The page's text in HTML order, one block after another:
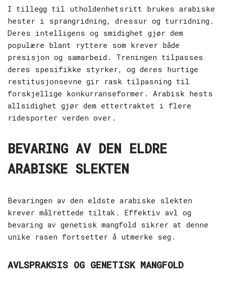
I tillegg til utholdenhetsritt brukes arabiske
hester i sprangridning, dressur og turridning.
Deres intelligens og smidighet gjør dem
populære blant ryttere som krever både
presisjon og samarbeid. Treningen tilpasses
deres spesifikke styrker, og deres hurtige
restitusjonsevne gir rask tilpasning til
forskjellige konkurranseformer. Arabisk hests
allsidighet gjør dem ettertraktet i flere
ridesporter verden over.
BEVARING AV DEN ELDRE
ARABISKE SLEKTEN
Bevaringen av den eldste arabiske slekten
krever målrettede tiltak. Effektiv avl og
bevaring av genetisk mangfold sikrer at denne
unike rasen fortsetter å utmerke seg.
AVLSPRAKSIS OG GENETISK MANGFOLD